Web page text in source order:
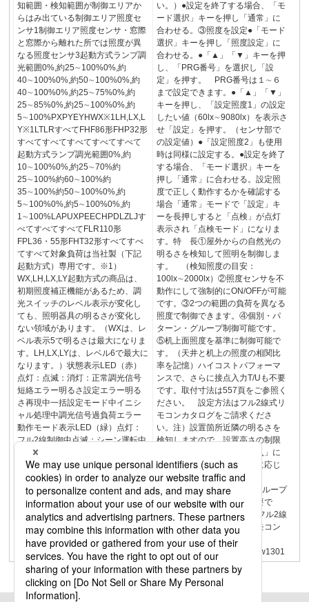
知範囲・検知範囲が制御エリアか
らはみ出ている制御エリア照度セ
ンサ1制御エリア照度センサ・窓際
と窓際から離れた所では照度が異
なる照度センサ3起動方式ランプ調
光範囲0%,約25∼100%0%,約
40∼100%0%,約50∼100%0%,約
40∼100%0%,約25∼75%0%,約
25∼85%0%,約25∼100%0%,約
5∼100%PXPYEYHWX※1LH,LX,L
Y※1LTLRすべてFHF86形FHP32形
すべてすべてすべてすべてすべて
起動方式ランプ調光範囲0%,約
10∼100%0%,約25∼70%約
25∼100%約60∼100%約
35∼100%約50∼100%0%,約
5∼100%0%,約5∼100%0%,約
1∼100%LAPUXPEECHPDLZLJす
べてすべてすべてFLR110形
FPL36・55形FHT32形すべてすべ
てすべて対象負荷は当社製（下記
起動方式）専用です。※1）
WX,LH,LX,LY起動方式の商品は、
初期照度補正機能があるため、調
光スイッチのレベル表示が変化し
ても、照明器具の明るさが変化し
ない領域があります。（WXは、レ
ベル表示5で明るさは最大になりま
す。LH,LX,LYは、レベル6で最大に
なります。）状態表示LED（赤）
点灯：点滅：消灯：正常調光信号
短絡エラー明るさ設定エラー明る
さ再現中一括設定モード中イニシ
ャル処理中調光信号過負荷エラー
動作モード表示LED（緑）点灯：
フル2線制御中点滅：シーン運転中
消灯：通常運転中受信表示
LED（赤）赤外線信号を受信する
と点滅します。赤外線送信部照度
センサ部赤外線受信部13リモコン
配線器具フル2線式リモコンワンシ
ョットリモコン
い。）●設定を終了する場合、「モ
ード選択」キーを押し「通常」に
合わせる。③照度を設定●「モード
選択」キーを押し「照度設定」に
合わせる。●「▲」「▼」キーを押
し、「PRG番号」を選択し「設
定」を押す。 PRG番号は１∼６
まで設定できます。●「▲」「▼」
キーを押し、「設定照度1」の設定
したい値（60lx∼9080lx）を表示さ
せ「設定」を押す。（センサ部で
の設定値）●「設定照度2」も使用
時は同様に設定する。●設定を終了
する場合、「モード選択」キーを
押し「通常」に合わせる。設定照
度で正しく動作するかを確認する
場合「通常」モードで「設定」キ
ーを長押しすると「点検」が点灯
表示され「点検モード」になりま
す。特 長①屋外からの自然光の
明るさを検知して照明を制御しま
す。 （検知照度の目安：
100lx∼2000lx）②照度センサを不
動作にして強制的にON/OFFが可能
です。③2つの範囲の負荷を異なる
照度で制御できます。④個別・パ
ターン・グループ制御可能です。
⑤机上面照度を基準に制御可能で
す。（天井と机上の照度の相関比
率を記憶）ハイコストパフォーマ
ンスで、さらに接点入力T/Uも不要
です。取付寸法は557頁をご参照く
ださい。 設定方法はフル2線式リ
モコンカタログをご請求くださ
い。注）設置箇所近隣の明るさを
検知しますので、設置高さの制限
はございません。「センサ入」に
した場合、その時の明るさに応じ
て照明が制御されます。
WRT9600K小形パターン･グループ
設定器アドレスの設定に必要で
す。新13リモコン配線器具フル2線
式リモコンワンショットリモコン
フル２線式リモコン
www2.panasonic.biz/s/d26/w1301